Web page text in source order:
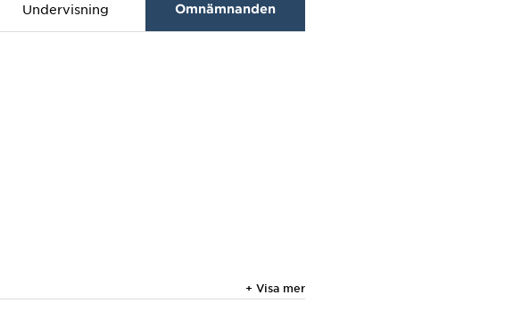
Undervisning Omnämnanden
+ Visa mer